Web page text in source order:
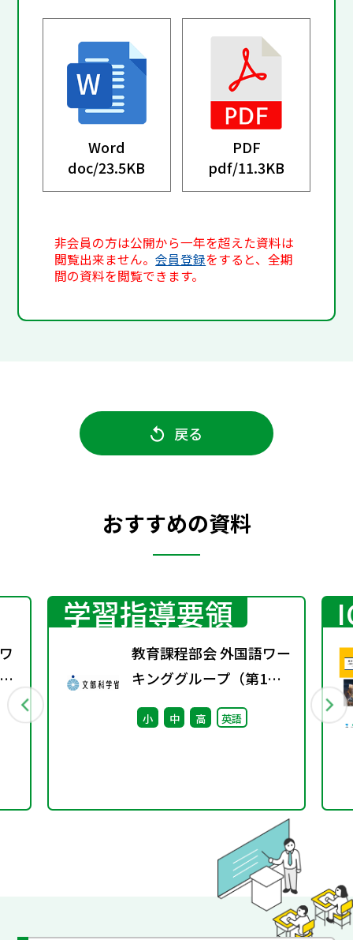
Word
doc/23.5KB
PDF
pdf/11.3KB
非会員の方は公開から一年を超えた資料は
閲覧出来ません。会員登録をすると、全期
間の資料を閲覧できます。
戻る
おすすめの資料
学習指導要領
教育課程部会 外国語ワー
キンググループ（第1
回） 配付資料
小 中 高 英語